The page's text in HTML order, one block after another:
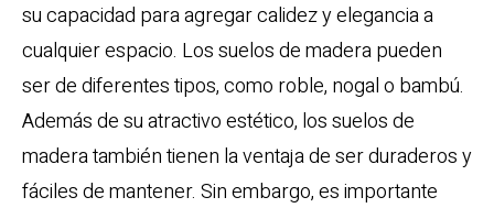
su capacidad para agregar calidez y elegancia a
cualquier espacio. Los suelos de madera pueden
ser de diferentes tipos, como roble, nogal o bambú.
Además de su atractivo estético, los suelos de
madera también tienen la ventaja de ser duraderos y
fáciles de mantener. Sin embargo, es importante